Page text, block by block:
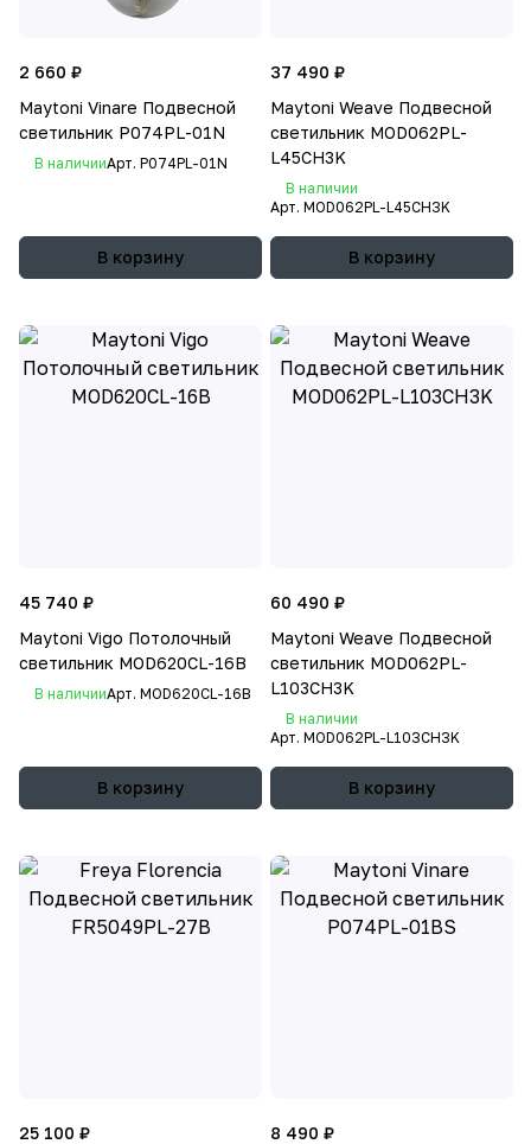
2 660 ₽
Maytoni Vinare Подвесной
светильник P074PL-01N
В наличииАрт. P074PL-01N
В корзину
37 490 ₽
Maytoni Weave Подвесной
светильник MOD062PL-
L45CH3K
В наличии
Арт. MOD062PL-L45CH3K
В корзину
45 740 ₽
Maytoni Vigo Потолочный
светильник MOD620CL-16B
В наличииАрт. MOD620CL-16B
В корзину
60 490 ₽
Maytoni Weave Подвесной
светильник MOD062PL-
L103CH3K
В наличии
Арт. MOD062PL-L103CH3K
В корзину
25 100 ₽
8 490 ₽